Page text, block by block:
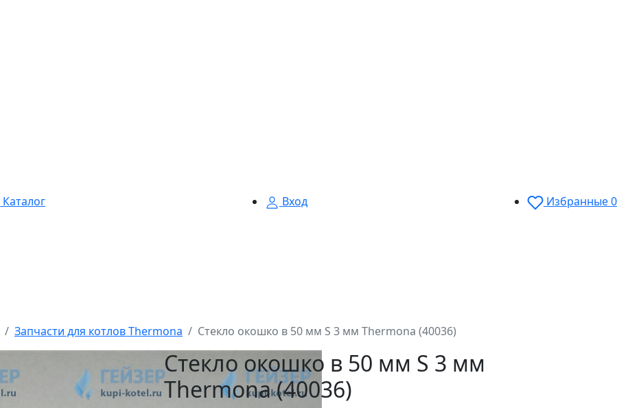
Каталог Вход Избранные0
Запчасти для котлов Thermona Стекло окошко в 50 мм S 3 мм Thermona (40036)
Стекло окошко в 50 мм S 3 мм
Thermona (40036)